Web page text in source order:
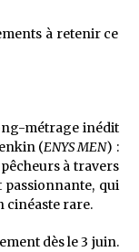
à retenir ce
métrage inédit
(ENYS MEN) :
à travers
qui
cinéaste rare.
dès le 3 juin.